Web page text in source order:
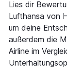
Lies dir
Lufthansa von
um deine
außerdem die
Airline im